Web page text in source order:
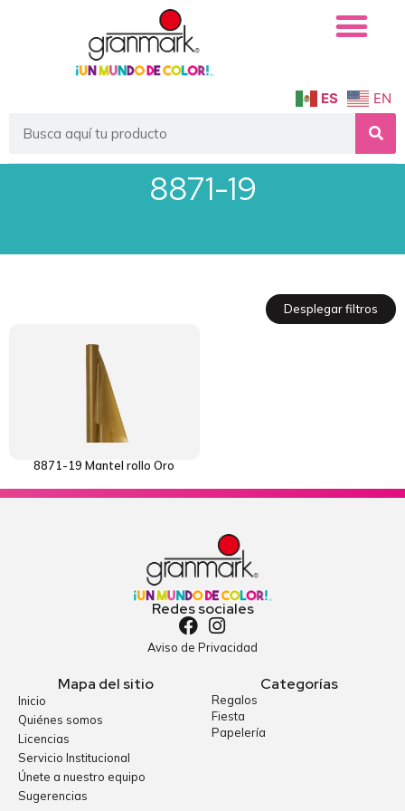
ES EN
8871-19
Desplegar filtros
8871-19 Mantel rollo Oro
Redes sociales
Aviso de Privacidad
Mapa del sitio
Inicio
Quiénes somos
Licencias
Servicio Institucional
Únete a nuestro equipo
Sugerencias
Categorías
Regalos
Fiesta
Papelería